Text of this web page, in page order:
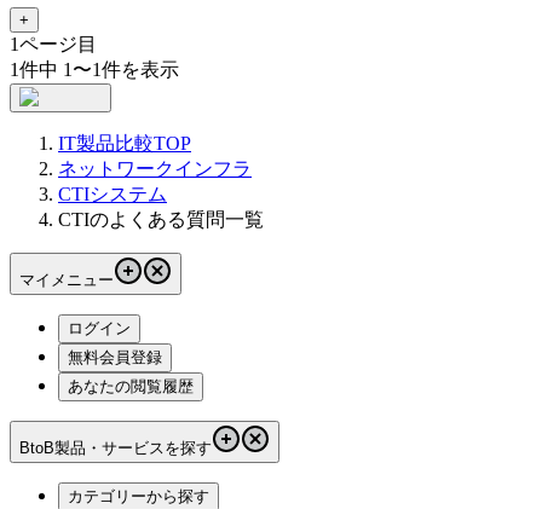
+
1ページ目
1件中 1 〜1件を表示
IT製品比較TOP
ネットワークインフラ
CTIシステム
CTIのよくある質問一覧
マイメニュー
ログイン
無料会員登録
あなたの閲覧履歴
BtoB製品・サービスを探す
カテゴリーから探す